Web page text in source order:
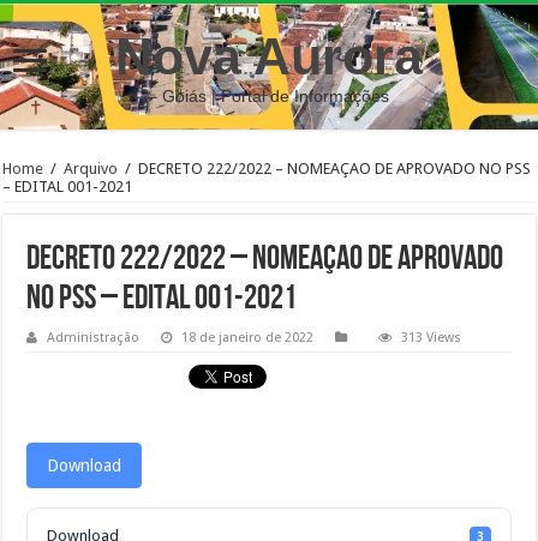
Nova Aurora
– Goiás | Portal de Informações
Home / Arquivo / DECRETO 222/2022 – NOMEAÇAO DE APROVADO NO PSS
– EDITAL 001-2021
DECRETO 222/2022 – NOMEAÇAO DE APROVADO
NO PSS – EDITAL 001-2021
Administração 18 de janeiro de 2022 313 Views
Download
Download 3